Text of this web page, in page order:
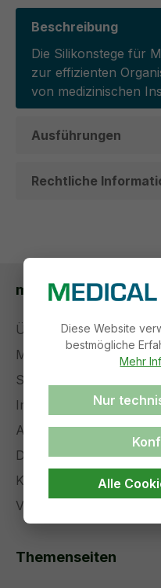
Beschreibung
Die Silikonstege für
zur effizienten
von medizinischen
Ausführungen
Rechtliche
medical solutions
Über uns
Management
Stellenangebote
Impressum
AGB
Datenschutz
Kontakt
Versand und Zahlung
Themenseiten
Diese Website
bestmögliche
Mehr
Nur
Alle